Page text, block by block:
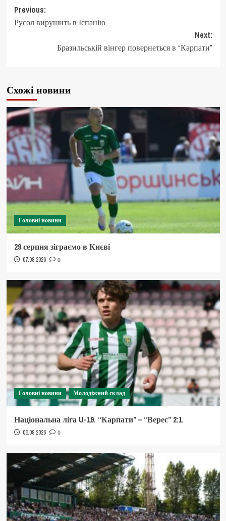
Post
navigation
Previous:
Русол вирушить в Іспанію
Next:
Бразильській вінгер повернеться в “Карпати”
Схожі новини
Головні новини
29 серпня зіграємо в Києві
07.08.2026 0
Головні новини Молодіжний склад
Національна ліга U-19. “Карпати” – “Верес” 2:1
05.08.2026 0